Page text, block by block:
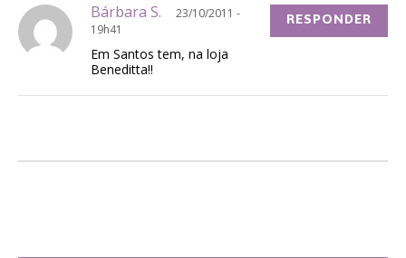
Bárbara S.
23/10/2011 -
19h41
Em Santos tem, na loja
Beneditta!!
RESPONDER